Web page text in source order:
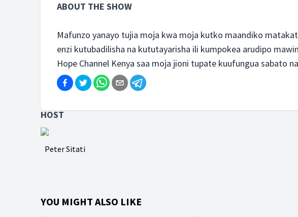
ABOUT THE SHOW
Mafunzo yanayo tujia moja kwa moja kutko maandiko
enzi kutubadilisha na kututayarisha ili kumpokea arudipo
Hope Channel Kenya saa moja jioni tupate kuufungua sabato
HOST
Peter Sitati
YOU MIGHT ALSO LIKE